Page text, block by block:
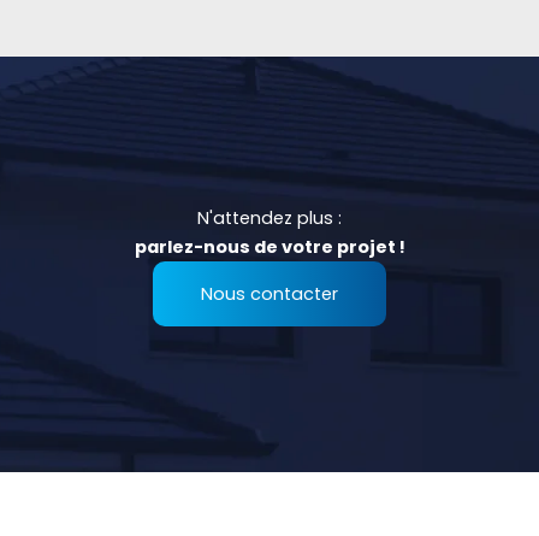
N'attendez plus :
parlez-nous de votre projet !
Nous contacter